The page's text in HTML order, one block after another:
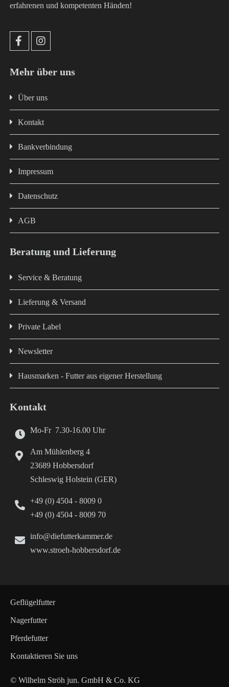
erfahrenen und kompetenten Händen!
Mehr über uns
Über uns
Kontakt
Bankverbindung
Impressum
Datenschutz
AGB
Beratung und Lieferung
Service & Beratung
Lieferung & Versand
Private Label
Newsletter
Hausmarken - Futter aus eigener Herstellung
Kontakt
Mo-Fr 7.30-16.00 Uhr
Am Mühlenberg 4
23689 Hobbersdorf
Schleswig Holstein (GER)
+49 (0) 4504 - 8009 0
+49 (0) 4504 - 8009 70
info@diefutterkammer.de
www.stroeh-hobbersdorf.de
Geflügelfutter
Nagerfutter
Pferdefutter
Kontaktieren Sie uns
© Wilhelm Ströh jun. GmbH & Co. KG